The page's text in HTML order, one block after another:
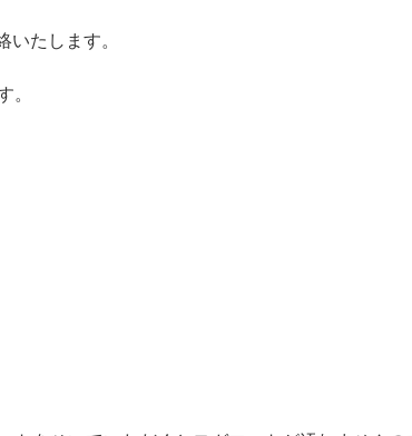
たします。